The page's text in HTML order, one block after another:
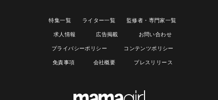
特集一覧 ライター一覧 監修者・専門家一覧
求人情報 広告掲載 お問い合わせ
プライバシーポリシー コンテンツポリシー
免責事項 会社概要 プレスリリース